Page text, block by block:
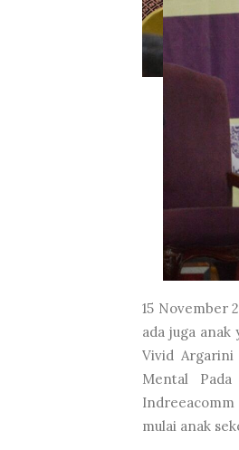
15 November
ada juga
Vivid
Mental